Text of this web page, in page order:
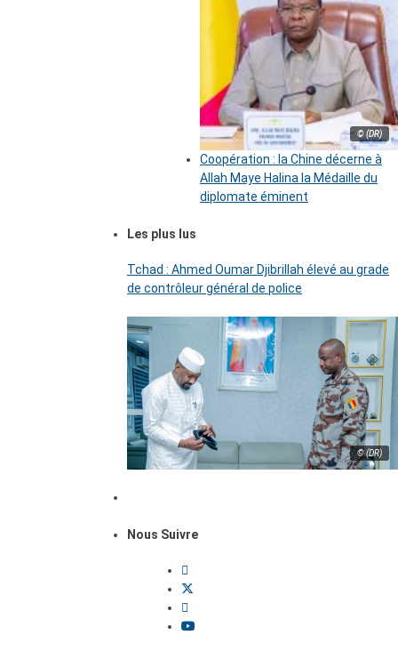
© (DR)
Coopération : la Chine décerne à
Allah Maye Halina la Médaille du
diplomate éminent
Les plus lus
Tchad : Ahmed Oumar Djibrillah élevé au grade
de contrôleur général de police
© (DR)
Nous Suivre